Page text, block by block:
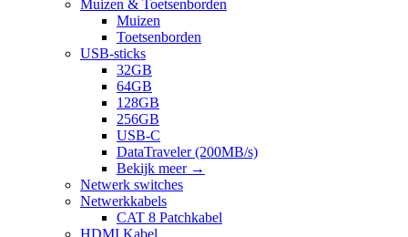
Muizen & Toetsenborden
Muizen
Toetsenborden
USB-sticks
32GB
64GB
128GB
256GB
USB-C
DataTraveler (200MB/s)
Bekijk meer →
Netwerk switches
Netwerkkabels
CAT 8 Patchkabel
HDMI Kabel